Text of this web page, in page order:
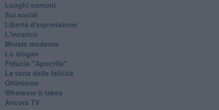
Luoghi comuni
Sui social
Libertà d'espressione
L'incarico
Morale moderna
Lo slogan
Fiducia "Apocrifa"
La torta della felicità
Ottimismo
Whatever it takes
Ancora TV